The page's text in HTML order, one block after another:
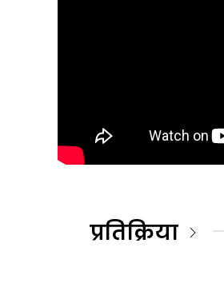
प्रतिक्रिया